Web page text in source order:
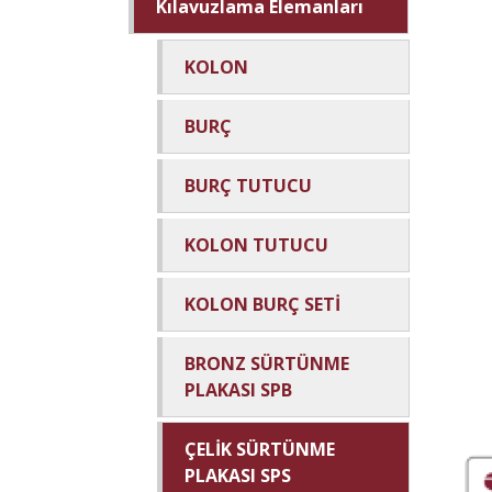
Kılavuzlama Elemanları
KOLON
BURÇ
BURÇ TUTUCU
KOLON TUTUCU
KOLON BURÇ SETİ
BRONZ SÜRTÜNME
PLAKASI SPB
ÇELİK SÜRTÜNME
PLAKASI SPS